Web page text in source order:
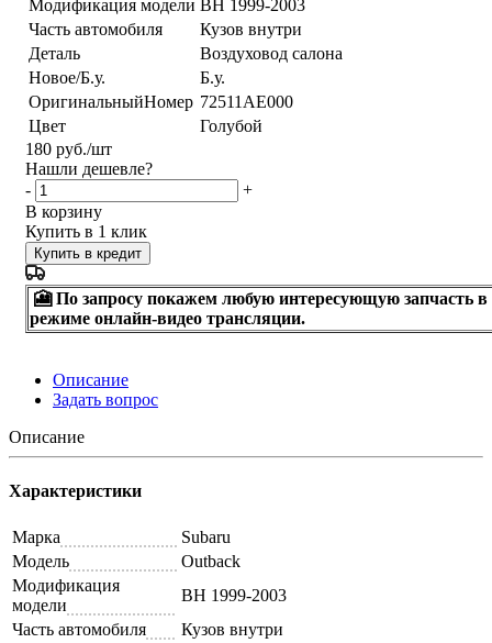
Модификация модели BH 1999-2003
Часть автомобиля
Кузов внутри
Деталь
Воздуховод салона
Новое/Б.у.
Б.у.
ОригинальныйНомер 72511AE000
Цвет
Голубой
180 руб./шт
Нашли дешевле?
-
+
В корзину
Купить в 1 клик
Купить в кредит
🎦 По запросу покажем любую интересующую запчасть в
режиме онлайн-видео трансляции.
Описание
Задать вопрос
Описание
Характеристики
Марка
Subaru
Модель
Outback
Модификация
модели
BH 1999-2003
Часть автомобиля
Кузов внутри